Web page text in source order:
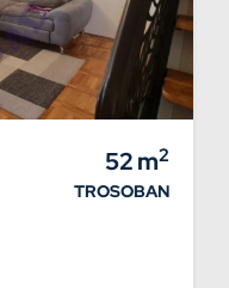
52m2
TROSOBAN